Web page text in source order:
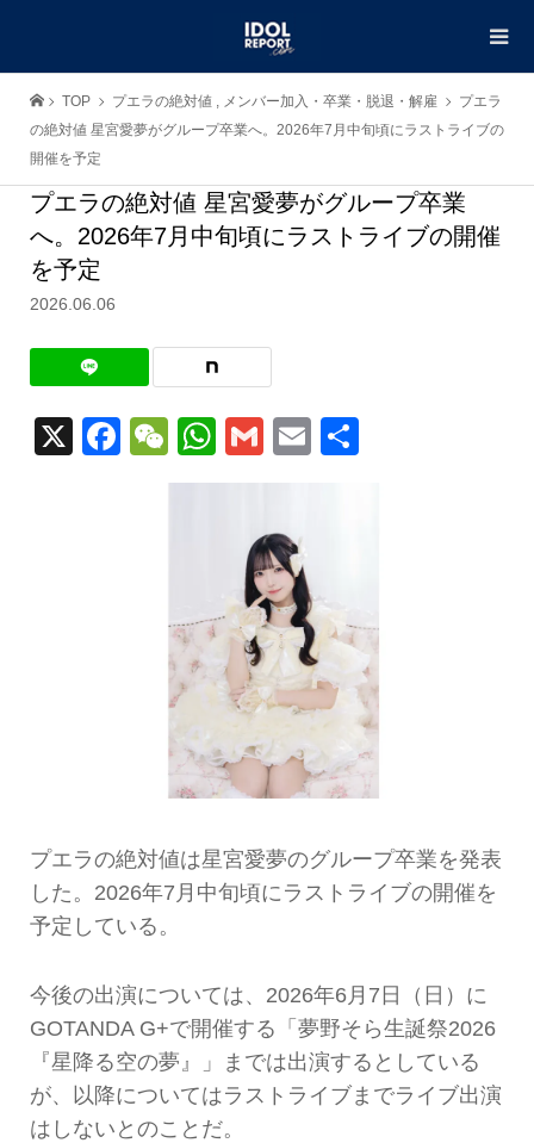
TOP プエラの絶対値 , メンバー加入・卒業・脱退・解雇
プエラ
の絶対値 星宮愛夢がグループ卒業へ。2026年7月中旬頃にラストライブの
開催を予定
プエラの絶対値 星宮愛夢がグループ卒業
へ。2026年7月中旬頃にラストライブの開催
を予定
2026.06.06
X Facebook
WeChat
WhatsApp
GmailEmail
プエラの絶対値は星宮愛夢のグループ卒業を発表
した。2026年7月中旬頃にラストライブの開催を
予定している。
今後の出演については、2026年6月7日（日）に
GOTANDA G+で開催する「夢野そら生誕祭2026
『星降る空の夢』」までは出演するとしている
が、以降についてはラストライブまでライブ出演
はしないとのことだ。